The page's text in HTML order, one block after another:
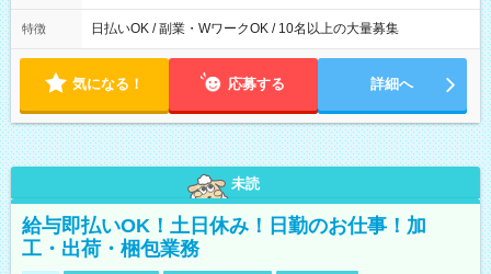
っては多少時間は前後します ▶残業ほとんどなし！ ▶時間より
早く終わることの方が多いと思います。現場によっては午前中
望の方は夜勤（21:00～6:00）のお仕事も可能。
特徴 日払いOK / 副業・WワークOK / 10名以上の大量募集
気になる！ 応募する 詳細へ
未読
給与即払いOK！土日休み！日勤のお仕事！加
工・出荷・梱包業務